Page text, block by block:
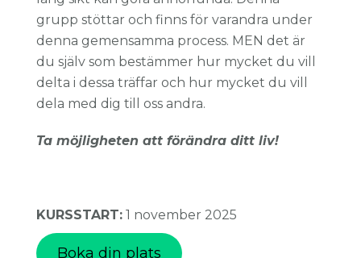
grupp stöttar och finns för varandra under
denna gemensamma process. MEN det är
du själv som bestämmer hur mycket du vill
delta i dessa träffar och hur mycket du vill
dela med dig till oss andra.
Ta möjligheten att förändra ditt liv!
KURSSTART: 1 november 2025
Boka din plats